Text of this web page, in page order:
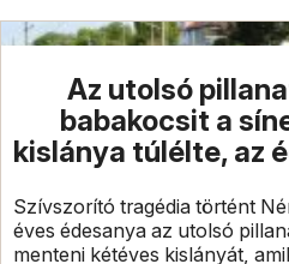
Az utolsó
babakocsit a
kislánya túlélte, az
Szívszorító tragédia történt
éves édesanya az utolsó
menteni kétéves kislányát,